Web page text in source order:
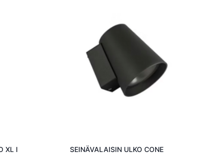
XL I
SEINÄVALAISIN ULKO CONE